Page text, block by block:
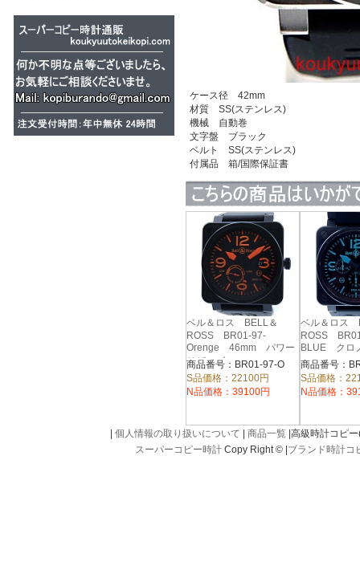
ケース径 42mm
材質 SS(ステンレス)
機械 自動巻
文字盤 ブラック
ベルト SS(ステンレス)
付属品 箱/国際保証書
ベル＆ロス BELL＆
ROSS BR01-97-
Orenge 46mm パワー
リザーブ
商品番号：BR01-97-O
S品価格：22100円
N品価格：39100円
ベル＆ロス
ROSS
BLUE クロ
S品価格：
N品価格：
個人情報の取り扱いについて 商品一覧 |高級時計コピ
スーパーコピー時計Copy Right © | ブランド時計コ